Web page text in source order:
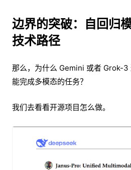
边界的突破：自回归
技术路径
那么，为什么 Gemini 或者 Grok-3
能完成多模态的任务？
我们去看看开源项目怎么做。